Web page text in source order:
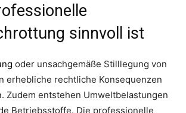
sinnvoll ist
oder unsachgemäße Stilllegung von
erhebliche rechtliche Konsequenzen
Zudem entstehen Umweltbelastungen
Betriebsstoffe. Die professionelle